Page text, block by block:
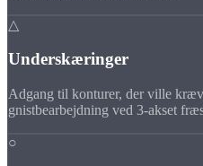
△
Underskæringer
Adgang til konturer, der ville
gnistbearbejdning ved 3-akset
○